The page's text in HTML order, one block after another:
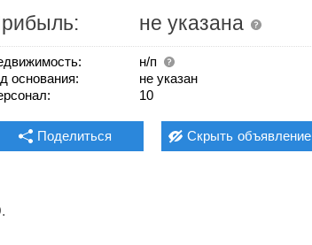
не указана
н/п
основания:
не указан
10
Поделиться Скрыть объявление